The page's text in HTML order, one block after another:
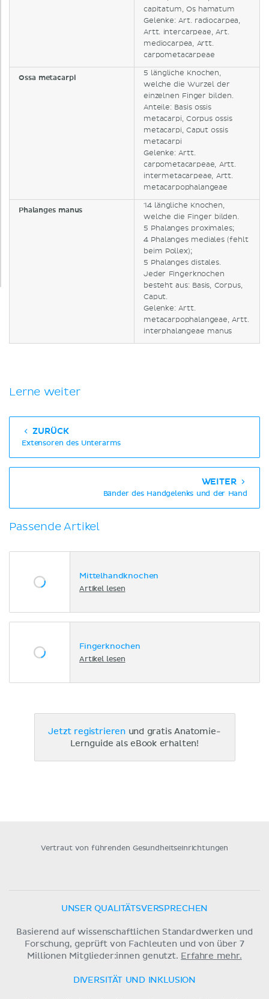
capitatum, Os hamatum
Gelenke: Art. radiocarpea,
Artt. intercarpeae, Art.
mediocarpea, Artt.
carpometacarpeae
Ossa metacarpi
5 längliche Knochen,
welche die Wurzel der
einzelnen Finger bilden.
Anteile: Basis ossis
metacarpi, Corpus ossis
metacarpi, Caput ossis
metacarpi
Gelenke: Artt.
carpometacarpeae, Artt.
intermetacarpeae, Artt.
metacarpophalangeae
Phalanges manus
14 längliche Knochen,
welche die Finger bilden.
5 Phalanges proximales;
4 Phalanges mediales (fehlt
beim Pollex);
5 Phalanges distales.
Jeder Fingerknochen
besteht aus: Basis, Corpus,
Caput.
Gelenke: Artt.
metacarpophalangeae, Artt.
interphalangeae manus
Lerne weiter
ZURÜCK
Extensoren des Unterarms
WEITER
Bänder des Handgelenks und der Hand
Passende Artikel
Mittelhandknochen
Artikel lesen
Fingerknochen
Artikel lesen
Jetzt registrieren und gratis Anatomie-
Lernguide als eBook erhalten!
Vertraut von führenden Gesundheitseinrichtungen
UNSER QUALITÄTSVERSPRECHEN
Basierend auf wissenschaftlichen Standardwerken und
Forschung, geprüft von Fachleuten und von über 7
Millionen Mitglieder:innen genutzt. Erfahre mehr.
DIVERSITÄT UND INKLUSION